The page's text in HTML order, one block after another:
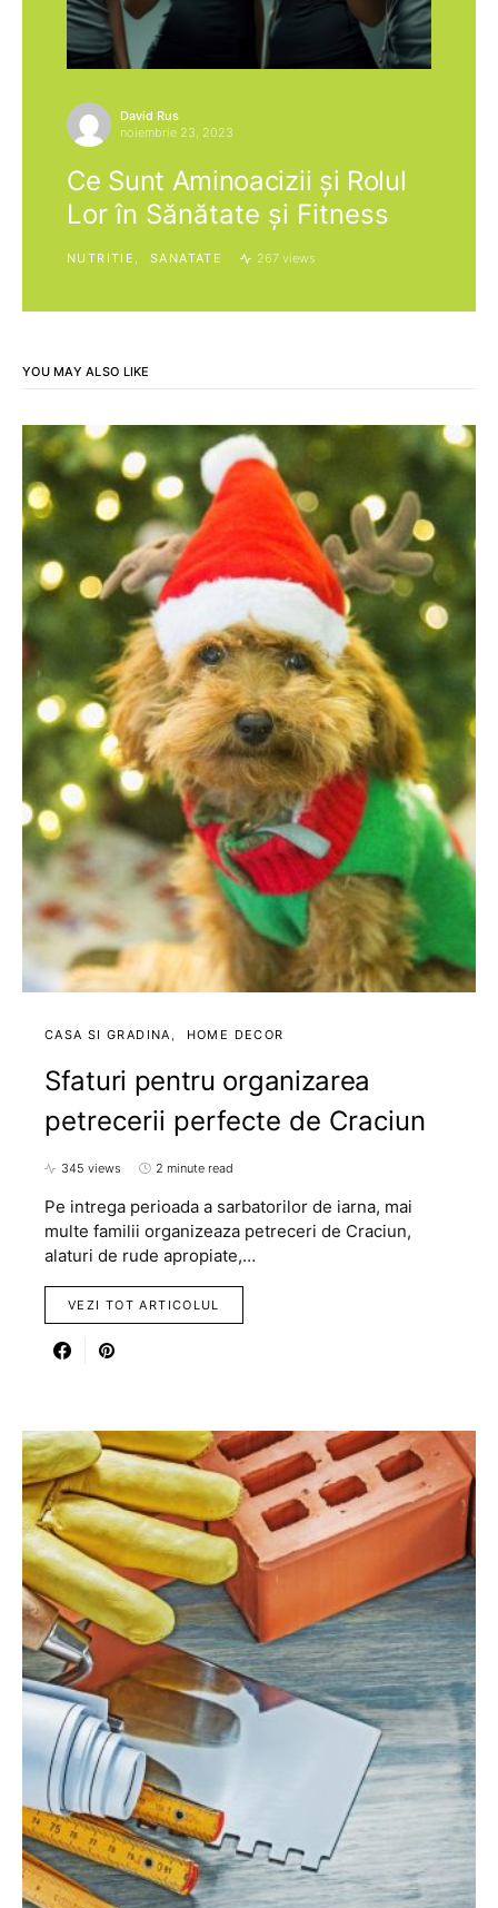
David Rus
noiembrie 23, 2023
Ce Sunt Aminoacizii și Rolul
Lor în Sănătate și Fitness
NUTRITIE SANATATE 267 views
YOU MAY ALSO LIKE
CASA SI GRADINA HOME DECOR
Sfaturi pentru organizarea
petrecerii perfecte de Craciun
345 views 2 minute read
Pe intrega perioada a sarbatorilor de iarna, mai
multe familii organizeaza petreceri de Craciun,
alaturi de rude apropiate,…
VEZI TOT ARTICOLUL